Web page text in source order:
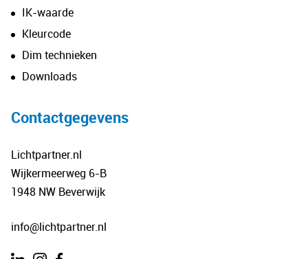
IK-waarde
Kleurcode
Dim technieken
Downloads
Contactgegevens
Lichtpartner.nl
Wijkermeerweg 6-B
1948 NW Beverwijk
info@lichtpartner.nl